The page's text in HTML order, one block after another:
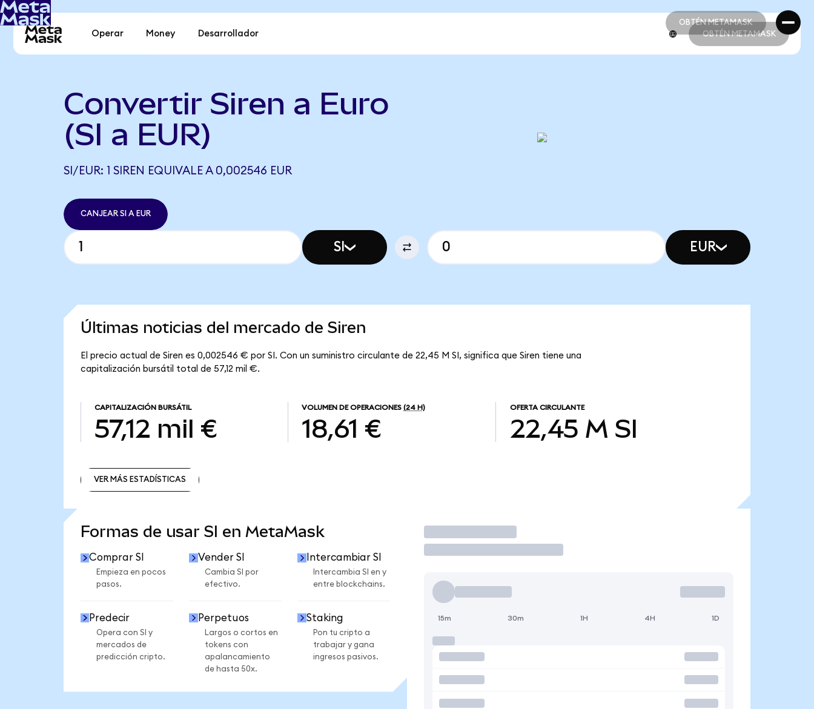
OBTÉN METAMASK
OBTÉN METAMASK
Operar Money Desarrollador OBTÉN METAMASK
Convertir Siren a Euro
(SI a EUR)
SI/EUR: 1 SIREN EQUIVALE A 0,002546 EUR
CANJEAR SI A EUR
SI EUR
Últimas noticias del mercado de Siren
El precio actual de Siren es 0,002546 € por SI. Con un suministro circulante de 22,45 M SI, significa que Siren tiene una
capitalización bursátil total de 57,12 mil €.
CAPITALIZACIÓN BURSÁTIL
57,12 mil €
VOLUMEN DE OPERACIONES (24 H)
18,61 €
OFERTA CIRCULANTE
22,45 M SI
VER MÁS ESTADÍSTICAS
Formas de usar SI en MetaMask
Comprar SI
Empieza en pocos
pasos.
Vender SI
Cambia SI por
efectivo.
Intercambiar SI
Intercambia SI en y
entre blockchains.
Predecir
Opera con SI y
mercados de
predicción cripto.
Perpetuos
Largos o cortos en
tokens con
apalancamiento
de hasta 50x.
Staking
Pon tu cripto a
trabajar y gana
ingresos pasivos.
Operar
15m 30m 1H 4H 1D